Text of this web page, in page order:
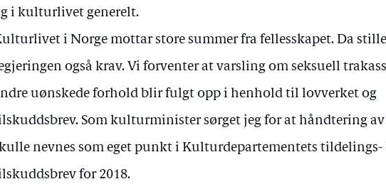
i kulturlivet generelt.
i Norge mottar store summer fra fellesskapet. Da
også krav. Vi forventer at varsling om seksuell
uønskede forhold blir fulgt opp i henhold til lovverket og
Som kulturminister sørget jeg for at håndtering
nevnes som eget punkt i Kulturdepartementets tildelings-
for 2018.